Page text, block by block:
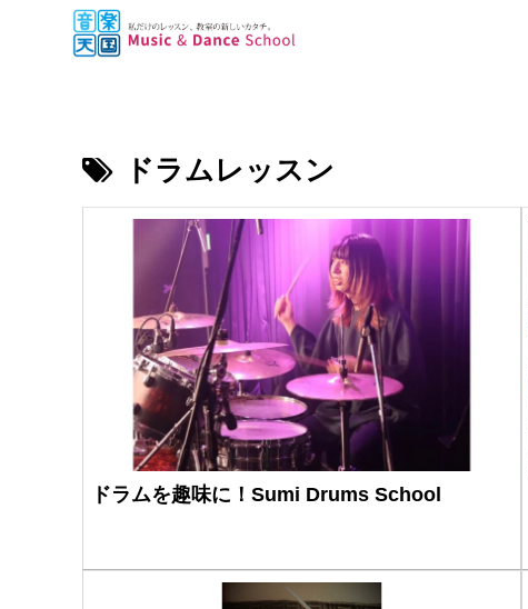
ドラムレッスン
ドラムを趣味に！Sumi Drums School